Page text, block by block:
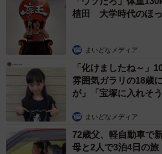
植田 大学時代のほっ
まいどなメディア
「化けましたね～」
雰囲気ガラリの18歳
が」「宝塚に入れそう
まいどなメディア
72歳父、軽自動車で
母と2人で3泊4日の